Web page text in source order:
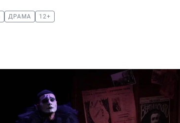
ДРАМА 12+